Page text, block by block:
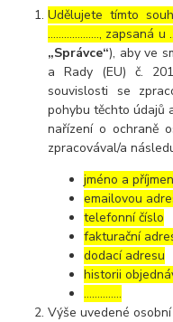
Udělujete tímto
………………., zapsaná u
„Správce“), aby ve
a Rady (EU) č.
souvislosti se
pohybu těchto údajů
nařízení o ochraně
zpracovával/a
jméno a
emailovou
telefonní číslo
fakturační
dodací adresu
historii
…………..
Výše uvedené